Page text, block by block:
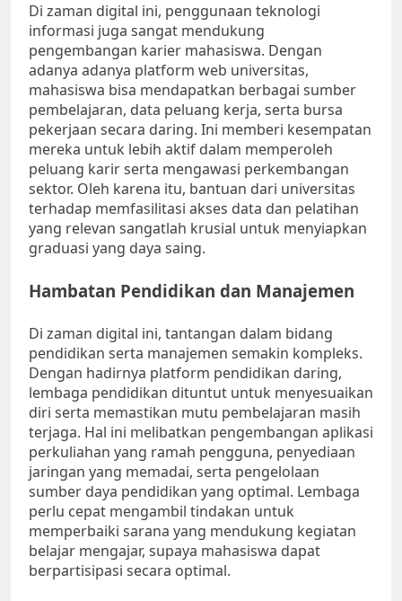
Di zaman digital ini, penggunaan teknologi
informasi juga sangat mendukung
pengembangan karier mahasiswa. Dengan
adanya adanya platform web universitas,
mahasiswa bisa mendapatkan berbagai sumber
pembelajaran, data peluang kerja, serta bursa
pekerjaan secara daring. Ini memberi kesempatan
mereka untuk lebih aktif dalam memperoleh
peluang karir serta mengawasi perkembangan
sektor. Oleh karena itu, bantuan dari universitas
terhadap memfasilitasi akses data dan pelatihan
yang relevan sangatlah krusial untuk menyiapkan
graduasi yang daya saing.
Hambatan Pendidikan dan Manajemen
Di zaman digital ini, tantangan dalam bidang
pendidikan serta manajemen semakin kompleks.
Dengan hadirnya platform pendidikan daring,
lembaga pendidikan dituntut untuk menyesuaikan
diri serta memastikan mutu pembelajaran masih
terjaga. Hal ini melibatkan pengembangan aplikasi
perkuliahan yang ramah pengguna, penyediaan
jaringan yang memadai, serta pengelolaan
sumber daya pendidikan yang optimal. Lembaga
perlu cepat mengambil tindakan untuk
memperbaiki sarana yang mendukung kegiatan
belajar mengajar, supaya mahasiswa dapat
berpartisipasi secara optimal.